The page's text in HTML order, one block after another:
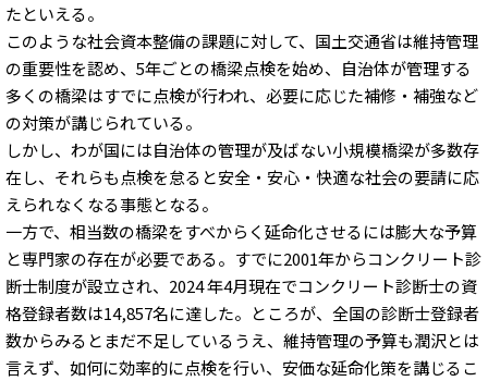
たといえる。
このような社会資本整備の課題に対して、国土交通省は維持管理
の重要性を認め、5年ごとの橋梁点検を始め、自治体が管理する
多くの橋梁はすでに点検が行われ、必要に応じた補修・補強など
の対策が講じられている。
しかし、わが国には自治体の管理が及ばない小規模橋梁が多数存
在し、それらも点検を怠ると安全・安心・快適な社会の要請に応
えられなくなる事態となる。
一方で、相当数の橋梁をすべからく延命化させるには膨大な予算
と専門家の存在が必要である。すでに2001年からコンクリート診
断士制度が設立され、2024 年4月現在でコンクリート診断士の資
格登録者数は14,857名に達した。ところが、全国の診断士登録者
数からみるとまだ不足しているうえ、維持管理の予算も潤沢とは
言えず、如何に効率的に点検を行い、安価な延命化策を講じるこ